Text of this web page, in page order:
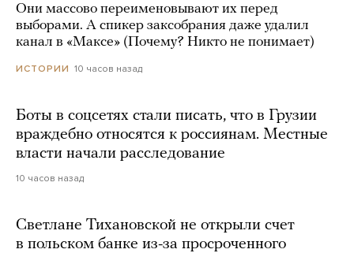
Они массово переименовывают их перед
выборами. А спикер заксобрания даже удалил
канал в «Максе» (Почему? Никто не понимает)
ИСТОРИИ 10 часов назад
Боты в соцсетях стали писать, что в Грузии
враждебно относятся к россиянам. Местные
власти начали расследование
10 часов назад
Светлане Тихановской не открыли счет
в польском банке из-за просроченного